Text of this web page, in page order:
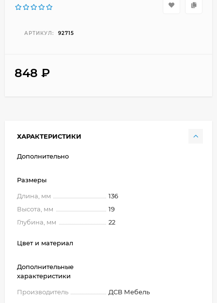
АРТИКУЛ: 92715
848 ₽
ХАРАКТЕРИСТИКИ
Дополнительно
Размеры
Длина, мм
136
Высота, мм
19
Глубина, мм
22
Цвет и материал
Дополнительные
характеристики
Производитель ДСВ Мебель